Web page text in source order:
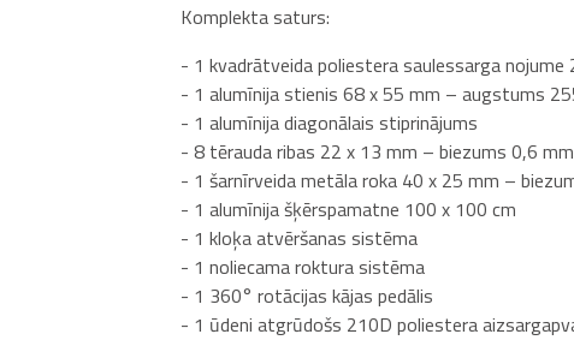
Komplekta saturs:
- 1 kvadrātveida poliestera saulessarga nojume
- 1 alumīnija stienis 68 x 55 mm – augstums
- 1 alumīnija diagonālais stiprinājums
- 8 tērauda ribas 22 x 13 mm – biezums 0,6 mm
- 1 šarnīrveida metāla roka 40 x 25 mm –
- 1 alumīnija šķērspamatne 100 x 100 cm
- 1 kloķa atvēršanas sistēma
- 1 noliecama roktura sistēma
- 1 360° rotācijas kājas pedālis
- 1 ūdeni atgrūdošs 210D poliestera